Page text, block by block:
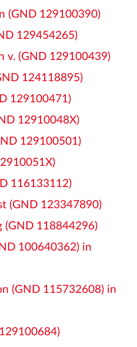
(GND 129100390)
129454265)
v. (GND 129100439)
124118895)
129100471)
12910048X)
129100501)
116133112)
(GND 123347890)
(GND 118844296)
100640362) in
(GND 115732608) in